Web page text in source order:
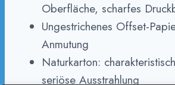
Oberfläche, scharfes
Ungestrichenes Offset-
Anmutung
Naturkarton:
seriöse Ausstrahlung